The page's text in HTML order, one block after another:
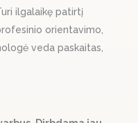
ilgalaikę patirtį
orientavimo,
veda paskaitas,